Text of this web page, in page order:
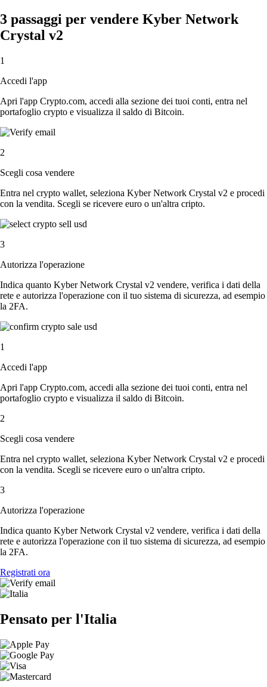
3 passaggi per vendere Kyber Network
Crystal v2
1
Accedi l'app
Apri l'app Crypto.com, accedi alla sezione dei tuoi conti, entra nel
portafoglio crypto e visualizza il saldo di Bitcoin.
2
Scegli cosa vendere
Entra nel crypto wallet, seleziona Kyber Network Crystal v2 e procedi
con la vendita. Scegli se ricevere euro o un'altra cripto.
3
Autorizza l'operazione
Indica quanto Kyber Network Crystal v2 vendere, verifica i dati della
rete e autorizza l'operazione con il tuo sistema di sicurezza, ad esempio
la 2FA.
1
Accedi l'app
Apri l'app Crypto.com, accedi alla sezione dei tuoi conti, entra nel
portafoglio crypto e visualizza il saldo di Bitcoin.
2
Scegli cosa vendere
Entra nel crypto wallet, seleziona Kyber Network Crystal v2 e procedi
con la vendita. Scegli se ricevere euro o un'altra cripto.
3
Autorizza l'operazione
Indica quanto Kyber Network Crystal v2 vendere, verifica i dati della
rete e autorizza l'operazione con il tuo sistema di sicurezza, ad esempio
la 2FA.
Registrati ora
Pensato per l'Italia